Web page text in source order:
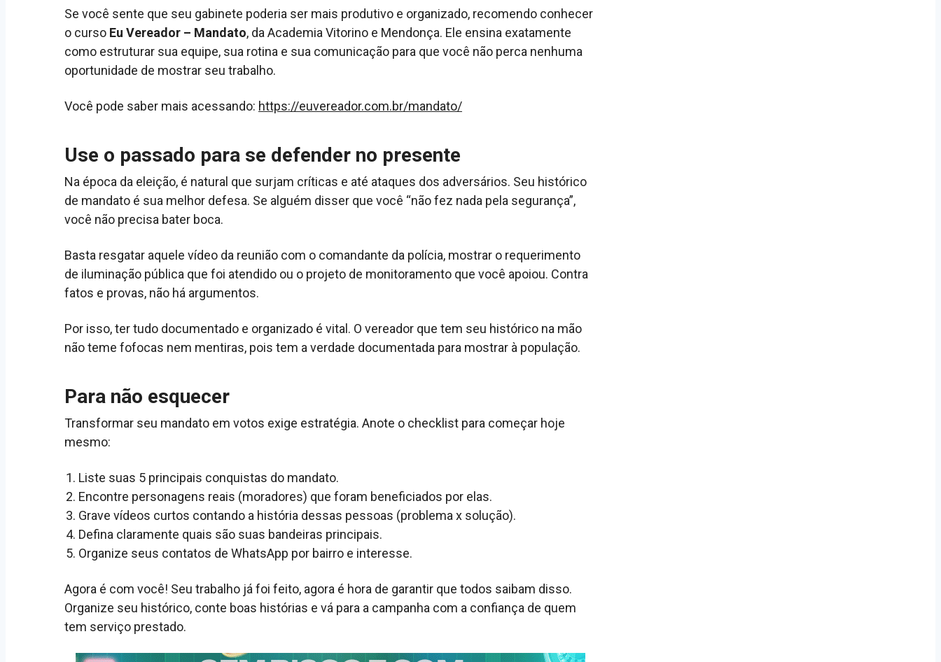
Se você sente que seu gabinete poderia ser mais produtivo e organizado, recomendo conhecer
o curso Eu Vereador – Mandato, da Academia Vitorino e Mendonça. Ele ensina exatamente
como estruturar sua equipe, sua rotina e sua comunicação para que você não perca nenhuma
oportunidade de mostrar seu trabalho.
Você pode saber mais acessando: https://euvereador.com.br/mandato/
Use o passado para se defender no presente
Na época da eleição, é natural que surjam críticas e até ataques dos adversários. Seu histórico
de mandato é sua melhor defesa. Se alguém disser que você “não fez nada pela segurança”,
você não precisa bater boca.
Basta resgatar aquele vídeo da reunião com o comandante da polícia, mostrar o requerimento
de iluminação pública que foi atendido ou o projeto de monitoramento que você apoiou. Contra
fatos e provas, não há argumentos.
Por isso, ter tudo documentado e organizado é vital. O vereador que tem seu histórico na mão
não teme fofocas nem mentiras, pois tem a verdade documentada para mostrar à população.
Para não esquecer
Transformar seu mandato em votos exige estratégia. Anote o checklist para começar hoje
mesmo:
Liste suas 5 principais conquistas do mandato.
Encontre personagens reais (moradores) que foram beneficiados por elas.
Grave vídeos curtos contando a história dessas pessoas (problema x solução).
Defina claramente quais são suas bandeiras principais.
Organize seus contatos de WhatsApp por bairro e interesse.
Agora é com você! Seu trabalho já foi feito, agora é hora de garantir que todos saibam disso.
Organize seu histórico, conte boas histórias e vá para a campanha com a confiança de quem
tem serviço prestado.